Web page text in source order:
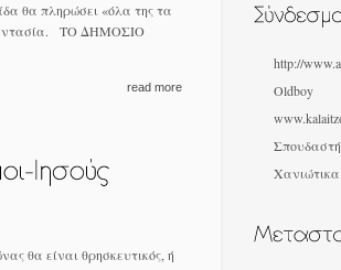
θα πληρώσει «όλα της τα
φαντασία. ΤΟ ΔΗΜΟΣΙΟ
read more
θα είναι θρησκευτικός, ή
http://
Oldboy